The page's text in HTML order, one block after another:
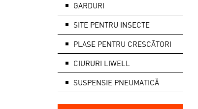
GARDURI
SITE PENTRU INSECTE
PLASE PENTRU CRESCĂTORI
CIURURI LIWELL
SUSPENSIE PNEUMATICĂ